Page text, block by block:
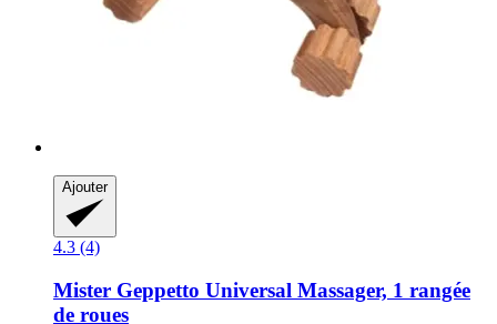
Ajouter
4.3 (4)
Mister Geppetto Universal Massager, 1 rangée
de roues